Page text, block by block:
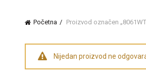
Početna Proizvod označen
Nijedan proizvod ne